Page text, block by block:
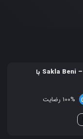
دانلود سریال پنهانم کن – Sakla Beni با
100% رضایت